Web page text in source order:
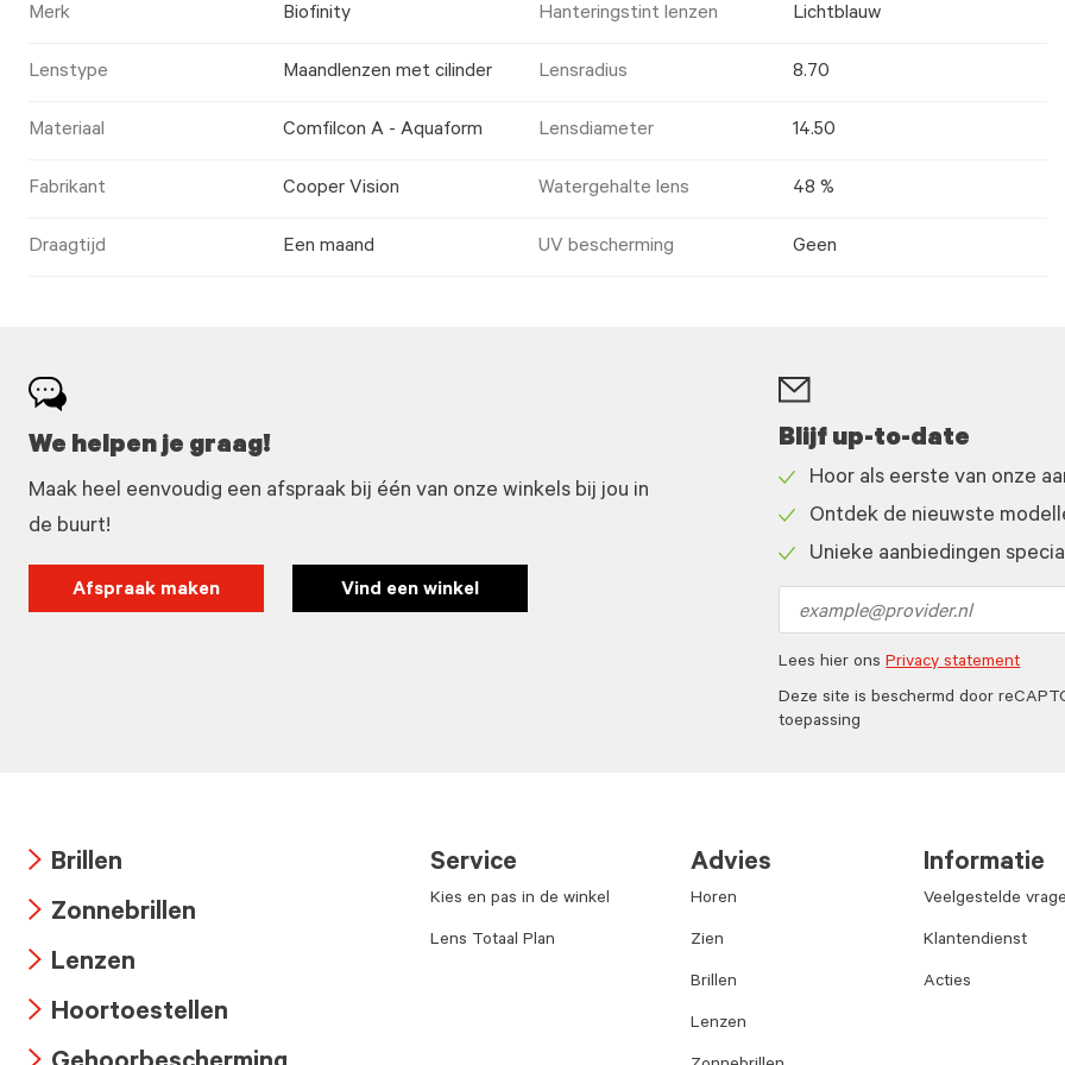
Merk Biofinity Hanteringstint lenzen Lichtblauw
Lenstype Maandlenzen met cilinder Lensradius 8.70
Materiaal Comfilcon A - Aquaform Lensdiameter 14.50
Fabrikant Cooper Vision Watergehalte lens 48 %
Draagtijd Een maand UV bescherming Geen
We helpen je graag!
Maak heel eenvoudig een afspraak bij één van onze winkels bij jou in
de buurt!
Afspraak maken Vind een winkel
Blijf up-to-date
icon
Hoor als eerste van onze
icon
Ontdek de nieuwste
Unieke aanbiedingen
address
Lees hier onsPrivacy statement
Deze site is beschermd door
toepassing
icon
Brillen
icon
Zonnebrillen
icon
Lenzen
Hoortoestellen
Service
Kies en pas in de winkel
Lens Totaal Plan
Advies
Horen
Zien
Brillen
Lenzen
Informatie
Veelgestelde
Klantendienst
Acties